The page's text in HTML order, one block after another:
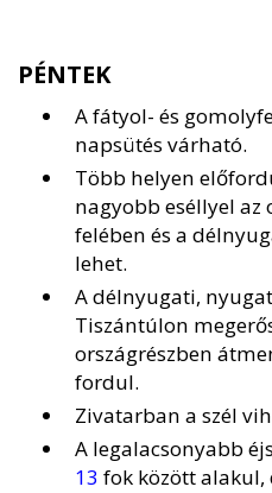
PÉNTEK
A fátyol- és
napsütés várható.
Több helyen
nagyobb eséllyel az
felében és a
lehet.
A délnyugati,
Tiszántúlon
országrészben
fordul.
Zivatarban a szél
A legalacsonyabb
13 fok között